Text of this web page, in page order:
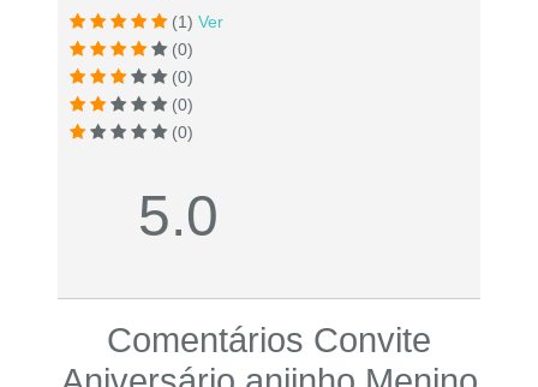
(1) Ver
(0)
(0)
(0)
(0)
5.0
Comentários Convite